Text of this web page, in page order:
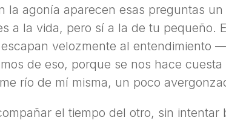
la agonía aparecen esas preguntas
a la vida, pero sí a la de tu pequeño.
velozmente al entendimiento
de eso, porque se nos hace
río de mí misma, un poco
el tiempo del otro, sin